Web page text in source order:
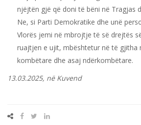
njëjtën gjë që doni të bëni në Tragjas
Ne, si Parti Demokratike dhe unë
Vlorës jemi në mbrojtje të së drejtës
ruajtjen e ujit, mbështetur në të gjitha
kombëtare dhe asaj ndërkombëtare.
13.03.2025, në Kuvend